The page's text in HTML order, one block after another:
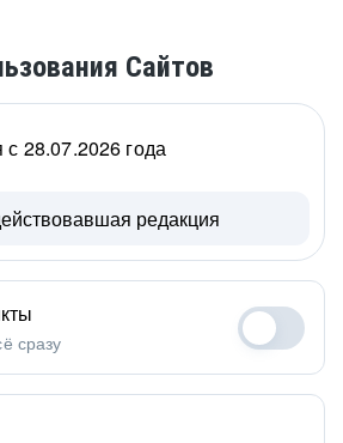
Сайтов
28.07.2026 года
редакция
сразу